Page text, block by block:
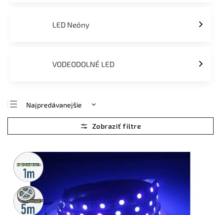
LED Neóny
VODEODOLNÉ LED
Najpredávanejšie
Najlacnejšie
Najdrahšie
Abecedne
Metrážny
predaj
5m
rolka